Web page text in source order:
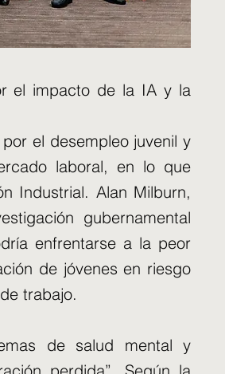
el impacto de la IA y la
el desempleo juvenil y
laboral, en lo que
Industrial. Alan Milburn,
gubernamental
enfrentarse a la peor
de jóvenes en riesgo
trabajo.
de salud mental y